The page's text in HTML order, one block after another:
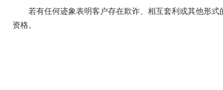
若有任何迹象表明客户存在欺诈、相互套利或其他形
资格。